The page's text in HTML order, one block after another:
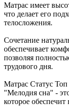
Матрас имеет
что делает его
телосложения.
Сочетание
обеспечивает
позволяя
трудового дня.
Матрас Статус
"Мелодия сна" -
которое